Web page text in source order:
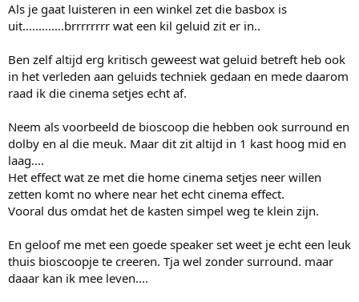
Als je gaat luisteren in een winkel zet die basbox is
uit.............brrrrrrrr wat een kil geluid zit er in..
Ben zelf altijd erg kritisch geweest wat geluid betreft heb ook
in het verleden aan geluids techniek gedaan en mede daarom
raad ik die cinema setjes echt af.
Neem als voorbeeld de bioscoop die hebben ook surround en
dolby en al die meuk. Maar dit zit altijd in 1 kast hoog mid en
laag....
Het effect wat ze met die home cinema setjes neer willen
zetten komt no where near het echt cinema effect.
Vooral dus omdat het de kasten simpel weg te klein zijn.
En geloof me met een goede speaker set weet je echt een leuk
thuis bioscoopje te creeren. Tja wel zonder surround. maar
daaar kan ik mee leven....